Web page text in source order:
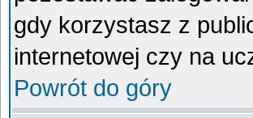
gdy korzystasz z
internetowej czy na
Powrót do góry